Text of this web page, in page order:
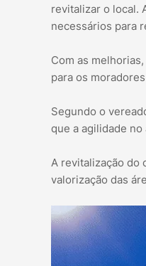
revitalizar o local.
necessários para
Com as
para os
Segundo o
que a agilidade
A revitalização do
valorização das